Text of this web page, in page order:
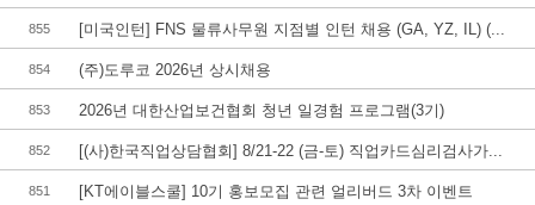
855 [미국인턴] FNS 물류사무원 지점별 인턴 채용 (GA, YZ, IL) (...
854 (주)도루코 2026년 상시채용
853 2026년 대한산업보건협회 청년 일경험 프로그램(3기)
852 [(사)한국직업상담협회] 8/21-22 (금-토) 직업카드심리검사가...
851 [KT에이블스쿨] 10기 홍보모집 관련 얼리버드 3차 이벤트